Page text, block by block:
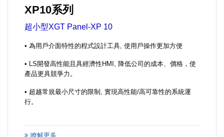
XP10系列
超小型XGT Panel-XP 10
• 為用戶介面特性的程式設計工具, 使用戶操作更加方便
• LS開發高性能且具經濟性HMI, 降低公司的成本、價格，使
產品更具競爭力。
• 超越常規最小尺寸的限制, 實現高性能/高可靠性的系統運
行。
瞭解更多